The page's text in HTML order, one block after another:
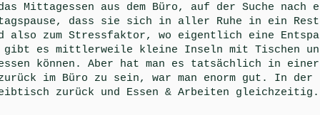
Mittagessen aus dem Büro, auf der Suche nach
dass sie sich in aller Ruhe in ein
also zum Stressfaktor, wo eigentlich eine
es mittlerweile kleine Inseln mit Tischen
können. Aber hat man es tatsächlich in
zurück im Büro zu sein, war man enorm gut. In
zurück und Essen & Arbeiten